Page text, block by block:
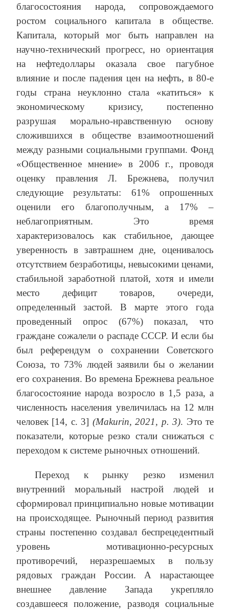
благосостояния народа, сопровождаемого
ростом социального капитала в обществе.
Капитала, который мог быть направлен на
научно-технический прогресс, но ориентация
на нефтедоллары оказала свое пагубное
влияние и после падения цен на нефть, в 80-е
годы страна неуклонно стала «катиться» к
экономическому кризису, постепенно
разрушая морально-нравственную основу
сложившихся в обществе взаимоотношений
между разными социальными группами. Фонд
«Общественное мнение» в 2006 г., проводя
оценку правления Л. Брежнева, получил
следующие результаты: 61% опрошенных
оценили его благополучным, а 17% –
неблагоприятным. Это время
характеризовалось как стабильное, дающее
уверенность в завтрашнем дне, оценивалось
отсутствием безработицы, невысокими ценами,
стабильной заработной платой, хотя и имели
место дефицит товаров, очереди,
определенный застой. В марте этого года
проведенный опрос (67%) показал, что
граждане сожалели о распаде СССР. И если бы
был референдум о сохранении Советского
Союза, то 73% людей заявили бы о желании
его сохранения. Во времена Брежнева реальное
благосостояние народа возросло в 1,5 раза, а
численность населения увеличилась на 12 млн
человек [14, c. 3] (Makurin, 2021, р. 3). Это те
показатели, которые резко стали снижаться с
переходом к системе рыночных отношений.
Переход к рынку резко изменил
внутренний моральный настрой людей и
сформировал принципиально новые мотивации
на происходящее. Рыночный период развития
страны постепенно создавал беспрецедентный
уровень мотивационно-ресурсных
противоречий, неразрешаемых в пользу
рядовых граждан России. А нарастающее
внешнее давление Запада укрепляло
создавшееся положение, разводя социальные